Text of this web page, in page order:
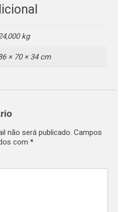
kg
× 70 × 34 cm
não será publicado. Campos
com *